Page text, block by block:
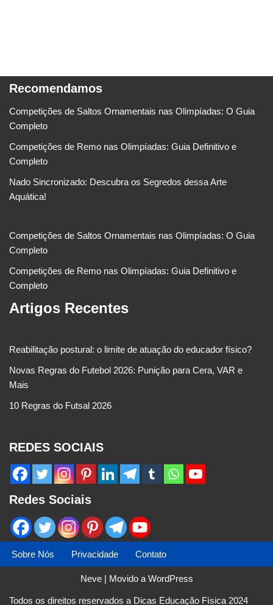
Recomendamos
Competições de Saltos Ornamentais nas Olimpíadas: O Guia
Completo
Competições de Remo nas Olimpíadas: Guia Definitivo e
Completo
Nado Sincronizado: Descubra os Segredos dessa Arte
Aquática!
Competições de Saltos Ornamentais nas Olimpíadas: O Guia
Completo
Competições de Remo nas Olimpíadas: Guia Definitivo e
Completo
Artigos Recentes
Reabilitação postural: o limite de atuação do educador físico?
Novas Regras do Futebol 2026: Punição para Cera, VAR e
Mais
10 Regras do Futsal 2026
REDES SOCIAIS
Redes Sociais
Sobre Nós Privacidade Contato
Neve| Movido a WordPress
Todos os direitos reservados a Dicas Educação Física 2024